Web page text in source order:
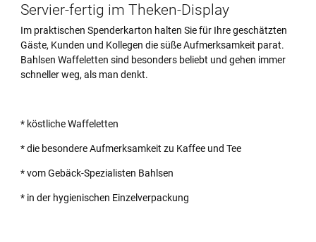
Servier-fertig im Theken-Display
Im praktischen Spenderkarton halten Sie für Ihre geschätzten
Gäste, Kunden und Kollegen die süße Aufmerksamkeit parat.
Bahlsen Waffeletten sind besonders beliebt und gehen immer
schneller weg, als man denkt.
* köstliche Waffeletten
* die besondere Aufmerksamkeit zu Kaffee und Tee
* vom Gebäck-Spezialisten Bahlsen
* in der hygienischen Einzelverpackung